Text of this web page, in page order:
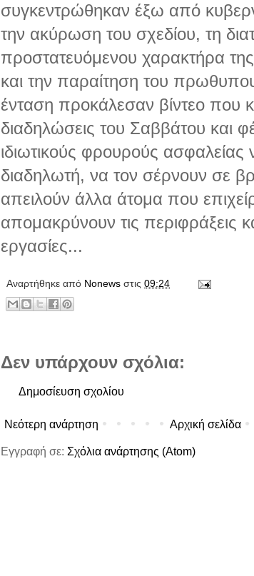
συγκεντρώθηκαν έξω από
την ακύρωση του σχεδίου, τη
προστατευόμενου χαρακτήρα
και την παραίτηση του
ένταση προκάλεσαν βίντεο που
διαδηλώσεις του Σαββάτου και
ιδιωτικούς φρουρούς ασφαλείας
διαδηλωτή, να τον σέρνουν σε
απειλούν άλλα άτομα που
απομακρύνουν τις περιφράξεις
εργασίες...
Αναρτήθηκε από Νonews στις 09:24
Δεν υπάρχουν σχόλια:
Δημοσίευση σχολίου
Νεότερη ανάρτηση Αρχική σελίδα
Εγγραφή σε: Σχόλια ανάρτησης (Atom)